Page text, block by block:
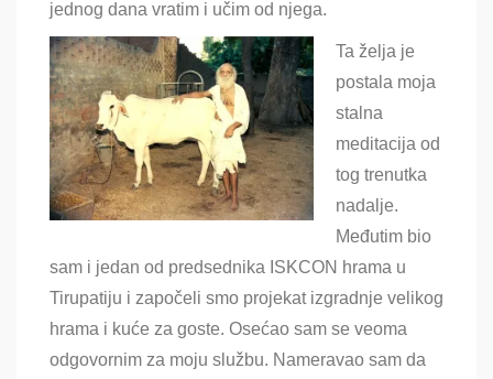
jednog dana vratim i učim od njega.
Ta želja je
postala moja
stalna
meditacija od
tog trenutka
nadalje.
Međutim bio
sam i jedan od predsednika ISKCON hrama u
Tirupatiju i započeli smo projekat izgradnje velikog
hrama i kuće za goste. Osećao sam se veoma
odgovornim za moju službu. Nameravao sam da